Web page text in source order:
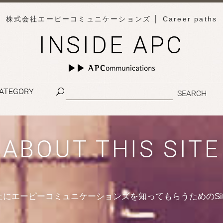
株式会社エーピーコミュニケーションズ │ Career paths
INSIDE APC
ABOUT THIS SITE
にエーピーコミュニケーションズを知ってもらうための